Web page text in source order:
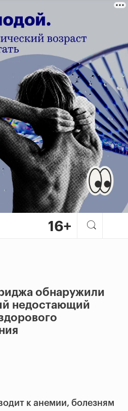
обнаружили
недостающий
к анемии, болезням